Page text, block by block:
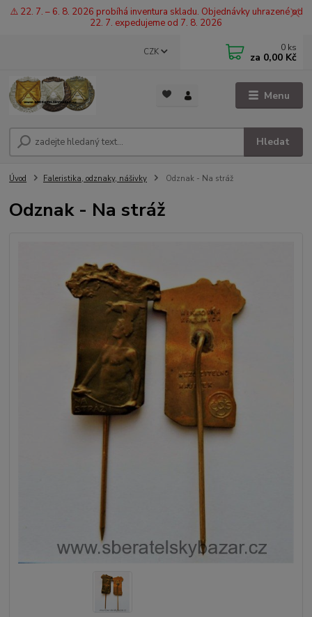
⚠️ 22. 7. – 6. 8. 2026 probíhá inventura skladu. Objednávky uhrazené od
22. 7. expedujeme od 7. 8. 2026
Menu
CZK
Hledat
0 ks
za 0,00 Kč
Úvod Faleristika, odznaky, nášivky Odznak - Na stráž
Odznak - Na stráž